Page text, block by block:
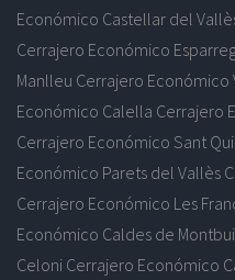
Económico Castellar del
Cerrajero Económico
Manlleu Cerrajero Económico
Económico Calella Cerrajero
Cerrajero Económico Sant
Económico Parets del Vallès
Cerrajero Económico Les
Económico Caldes de Montbui
Celoni Cerrajero Económico